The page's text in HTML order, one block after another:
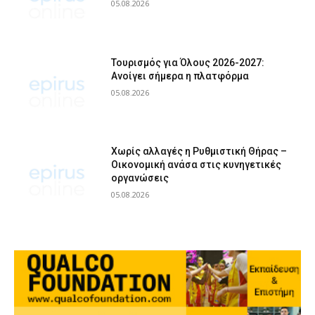
05.08.2026
Τουρισμός για Όλους 2026-2027:
Ανοίγει σήμερα η πλατφόρμα
05.08.2026
Χωρίς αλλαγές η Ρυθμιστική Θήρας –
Οικονομική ανάσα στις κυνηγετικές
οργανώσεις
05.08.2026